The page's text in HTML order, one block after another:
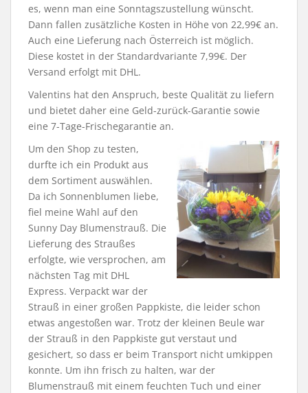
es, wenn man eine Sonntagszustellung wünscht.
Dann fallen zusätzliche Kosten in Höhe von 22,99€ an.
Auch eine Lieferung nach Österreich ist möglich.
Diese kostet in der Standardvariante 7,99€. Der
Versand erfolgt mit DHL.
Valentins hat den Anspruch, beste Qualität zu liefern
und bietet daher eine Geld-zurück-Garantie sowie
eine 7-Tage-Frischegarantie an.
Um den Shop zu testen,
durfte ich ein Produkt aus
dem Sortiment auswählen.
Da ich Sonnenblumen liebe,
fiel meine Wahl auf den
Sunny Day Blumenstrauß. Die
Lieferung des Straußes
erfolgte, wie versprochen, am
nächsten Tag mit DHL
Express. Verpackt war der
Strauß in einer großen Pappkiste, die leider schon
etwas angestoßen war. Trotz der kleinen Beule war
der Strauß in den Pappkiste gut verstaut und
gesichert, so dass er beim Transport nicht umkippen
konnte. Um ihn frisch zu halten, war der
Blumenstrauß mit einem feuchten Tuch und einer